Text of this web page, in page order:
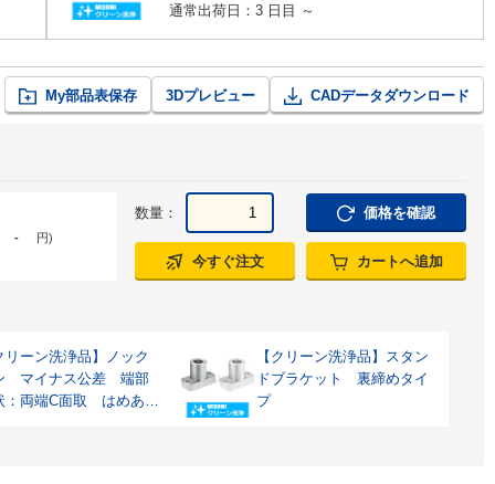
通常出荷日：3 日目 ～
My部品表保存 3Dプレビュー CADデータダウンロード
- 円)
数量： 価格を確認
今すぐ注文 カートへ追加
リーン洗浄品】ノック
マイナス公差 端部
：両端C面取 はめあい
【クリーン洗浄品】スタン
ドブラケット 裏締めタイ
プ